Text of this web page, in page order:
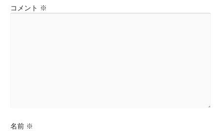
ョ
ン
コメント ※
名前 ※